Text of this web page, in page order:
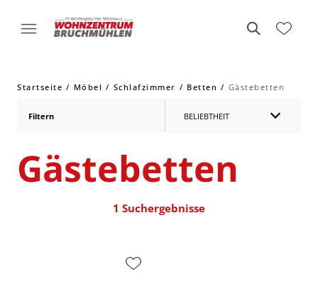
Startseite Möbel Schlafzimmer Betten Gästebetten
Filtern BELIEBTHEIT
Gästebetten
1 Suchergebnisse